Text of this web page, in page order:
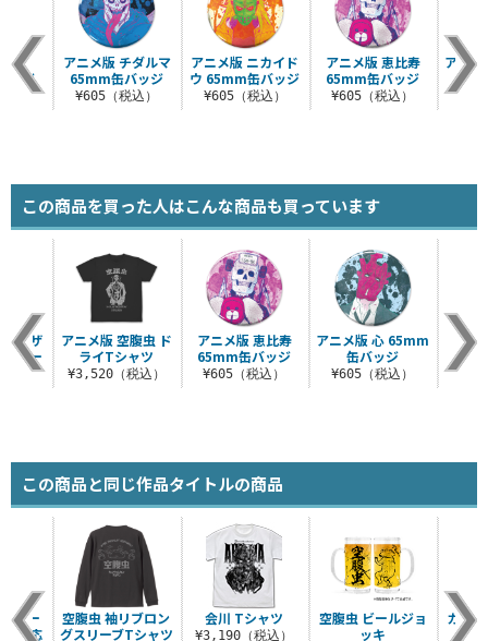
アニメ版 ニカイド
ウ 65mm缶バッジ
¥605（税込）
アニメ版 恵比寿
65mm缶バッジ
¥605（税込）
アニ
能井
ッジ
込）
アニメ版 チダルマ
65mm缶バッジ
¥605（税込）
この商品を買った人はこんな商品も買っています
アニメ版 恵比寿
65mm缶バッジ
¥605（税込）
アニメ版 心 65mm
缶バッジ
¥605（税込）
ア
ーザ
カー
アニメ版 空腹虫 ド
ライTシャツ
¥3,520（税込）
この商品と同じ作品タイトルの商品
会川 Tシャツ
¥3,190（税込）
空腹虫 ビールジョ
ッキ
カイ
ス（
ラー
対応
空腹虫 袖リブロン
グスリーブTシャツ